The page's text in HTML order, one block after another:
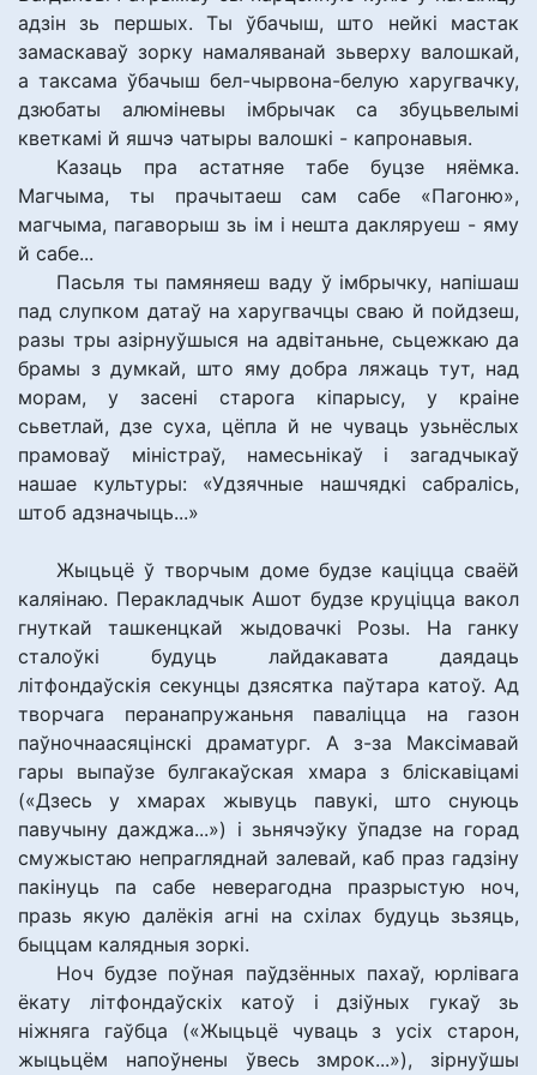
адзін зь першых. Ты ўбачыш, што нейкі мастак
замаскаваў зорку намаляванай зьверху валошкай,
а таксама ўбачыш бел-чырвона-белую харугвачку,
дзюбаты алюміневы імбрычак са збуцьвелымі
кветкамі й яшчэ чатыры валошкі - капронавыя.
Казаць пра астатняе табе буцзе няёмка.
Магчыма, ты прачытаеш сам сабе «Пагоню»,
магчыма, пагаворыш зь ім і нешта дакляруеш - яму
й сабе...
Пасьля ты памяняеш ваду ў імбрычку, напішаш
пад слупком датаў на харугвачцы сваю й пойдзеш,
разы тры азірнуўшыся на адвітаньне, сьцежкаю да
брамы з думкай, што яму добра ляжаць тут, над
морам, у засені старога кіпарысу, у краіне
сьветлай, дзе суха, цёпла й не чуваць узьнёслых
прамоваў міністраў, намесьнікаў і загадчыкаў
нашае культуры: «Удзячные нашчядкі сабралісь,
штоб адзначыць...»
Жыцьцё ў творчым доме будзе каціцца сваёй
каляінаю. Перакладчык Ашот будзе круціцца вакол
гнуткай ташкенцкай жыдовачкі Розы. На ганку
сталоўкі будуць лайдакавата даядаць
літфондаўскія секунцы дзясятка паўтара катоў. Ад
творчага перанапружаньня паваліцца на газон
паўночнаасяцінскі драматург. А з-за Максімавай
гары выпаўзе булгакаўская хмара з бліскавіцамі
(«Дзесь у хмарах жывуць павукі, што снуюць
павучыну дажджа...») і зьнячэўку ўпадзе на горад
смужыстаю непрагляднай залевай, каб праз гадзіну
пакінуць па сабе неверагодна празрыстую ноч,
празь якую далёкія агні на схілах будуць зьзяць,
быццам калядныя зоркі.
Ноч будзе поўная паўдзённых пахаў, юрлівага
ёкату літфондаўскіх катоў і дзіўных гукаў зь
ніжняга гаўбца («Жыцьцё чуваць з усіх старон,
жыцьцём напоўнены ўвесь змрок...»), зірнуўшы